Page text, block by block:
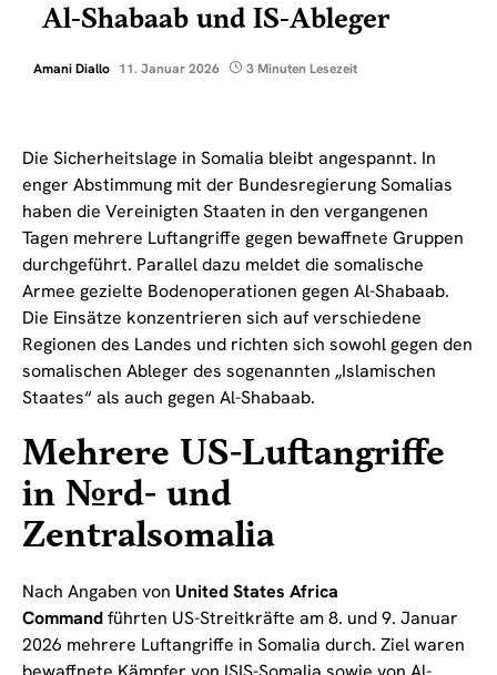
Al-Shabaab und IS-Ableger
Amani Diallo 11. Januar 2026 3 Minuten Lesezeit
Die Sicherheitslage in Somalia bleibt angespannt. In
enger Abstimmung mit der Bundesregierung Somalias
haben die Vereinigten Staaten in den vergangenen
Tagen mehrere Luftangriffe gegen bewaffnete Gruppen
durchgeführt. Parallel dazu meldet die somalische
Armee gezielte Bodenoperationen gegen Al-Shabaab.
Die Einsätze konzentrieren sich auf verschiedene
Regionen des Landes und richten sich sowohl gegen den
somalischen Ableger des sogenannten „Islamischen
Staates“ als auch gegen Al-Shabaab.
Mehrere US-Luftangriffe
in Nord- und
Zentralsomalia
Nach Angaben von United States Africa
Commandführten US-Streitkräfte am 8. und 9. Januar
2026 mehrere Luftangriffe in Somalia durch. Ziel waren